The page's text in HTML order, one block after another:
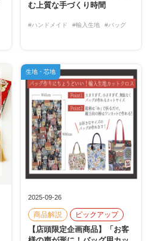
む上質な手づくり時間
#ハンドメイド #輸入生地 #バッグ
2025-09-26
商品解説 ピックアップ
【店頭限定企画商品】「お客
生地・芯地